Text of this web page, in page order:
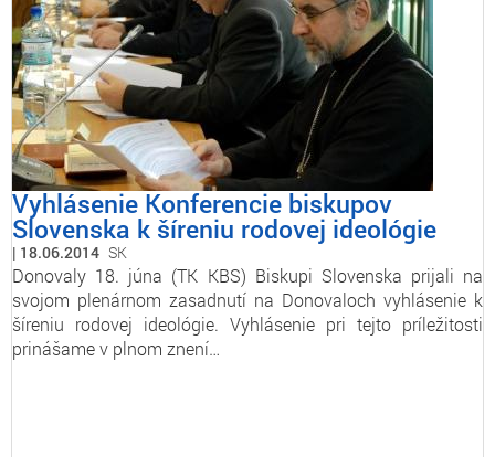
Vyhlásenie Konferencie biskupov
Slovenska k šíreniu rodovej ideológie
18.06.2014 SK
Donovaly 18. júna (TK KBS) Biskupi Slovenska prijali na
svojom plenárnom zasadnutí na Donovaloch vyhlásenie k
šíreniu rodovej ideológie. Vyhlásenie pri tejto príležitosti
prinášame v plnom znení…